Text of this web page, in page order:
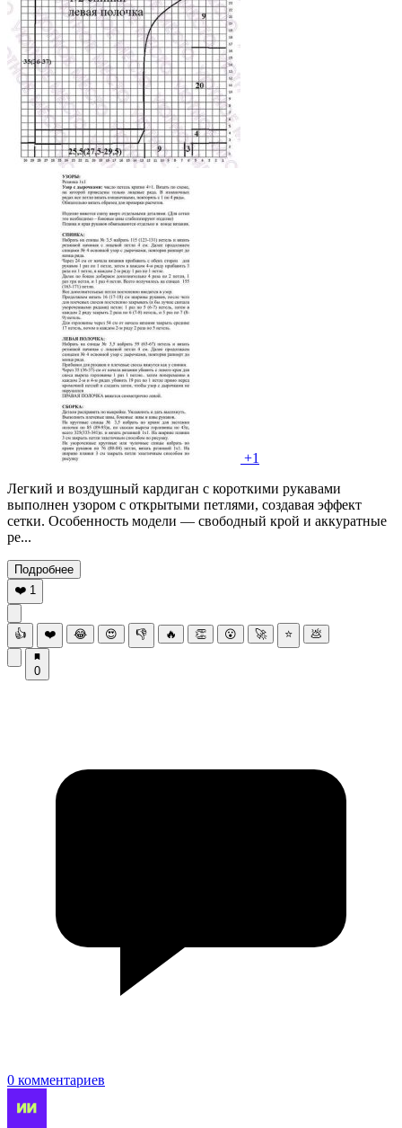
+1
Легкий и воздушный кардиган с короткими рукавами
выполнен узором с открытыми петлями, создавая эффект
сетки. Особенность модели — свободный крой и аккуратные
ре...
Подробнее
❤️ 1
👍 ❤️ 😂 😍 👎 🔥 👏 😮 🚀 ⭐ 💩
0
0 комментариев